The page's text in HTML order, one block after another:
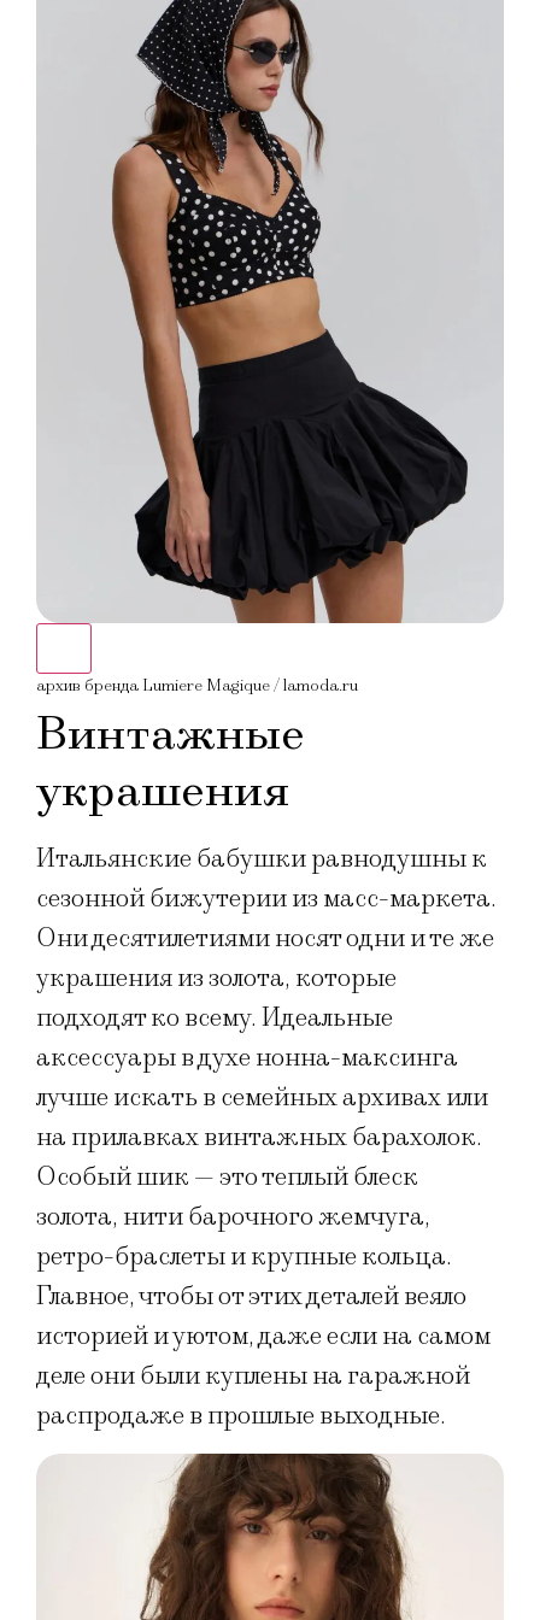
архив бренда Lumiere Magique / lamoda.ru
Винтажные
украшения
Итальянские бабушки равнодушны к
сезонной бижутерии из масс-маркета.
Они десятилетиями носят одни и те же
украшения из золота, которые
подходят ко всему. Идеальные
аксессуары в духе нонна-максинга
лучше искать в семейных архивах или
на прилавках винтажных барахолок.
Особый шик — это теплый блеск
золота, нити барочного жемчуга,
ретро-браслеты и крупные кольца.
Главное, чтобы от этих деталей веяло
историей и уютом, даже если на самом
деле они были куплены на гаражной
распродаже в прошлые выходные.